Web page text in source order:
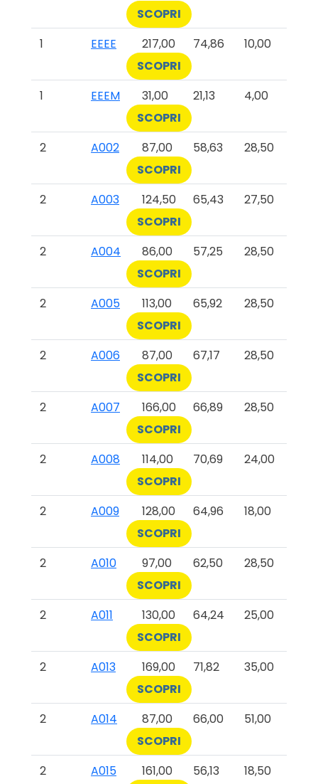
SCOPRI
1
EEEE 217,00 74,86
10,00
SCOPRI
1
EEEM 31,00 21,13
4,00
SCOPRI
2
A002 87,00 58,63
28,50
SCOPRI
2
A003 124,50 65,43
27,50
SCOPRI
2
A004 86,00 57,25
28,50
SCOPRI
2
A005 113,00 65,92
28,50
SCOPRI
2
A006 87,00 67,17
28,50
SCOPRI
2
A007 166,00 66,89
28,50
SCOPRI
2
A008 114,00 70,69
24,00
SCOPRI
2
A009 128,00 64,96
18,00
SCOPRI
2
A010 97,00 62,50
28,50
SCOPRI
2
A011 130,00 64,24
25,00
SCOPRI
2
A013 169,00 71,82
35,00
SCOPRI
2
A014 87,00 66,00
51,00
SCOPRI
2
A015 161,00 56,13
18,50